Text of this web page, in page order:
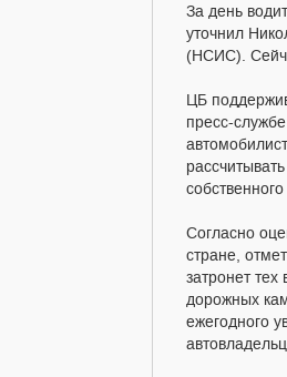
За день
уточнил
(НСИС).
ЦБ
пресс-
Согласно
стране,
затронет
дорожных
ежегодного